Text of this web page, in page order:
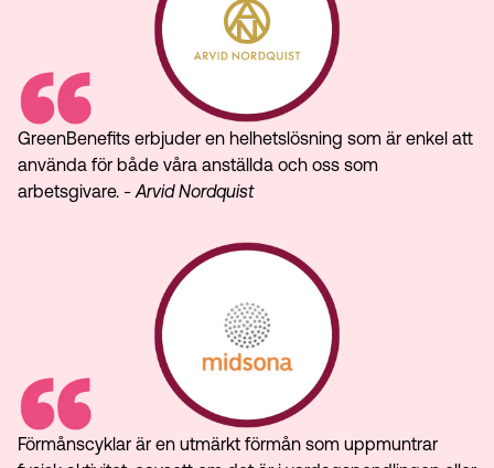
GreenBenefits erbjuder en helhetslösning som är enkel att
använda för både våra anställda och oss som
arbetsgivare. - Arvid Nordquist
Förmånscyklar är en utmärkt förmån som uppmuntrar